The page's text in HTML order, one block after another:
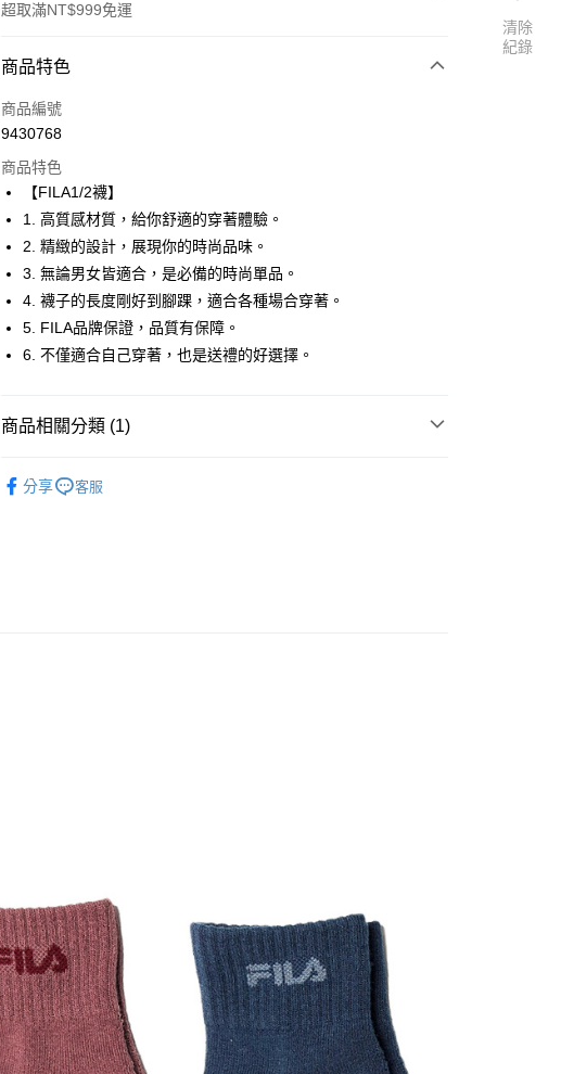
超取滿NT$999免運
付款方式
信用卡一次付款
LINE Pay
Apple Pay
街口支付
悠遊付
全家取貨付款
7-11取貨付款
商品特色
商品編號
9430768
商品特色
【FILA1/2襪】
1. 高質感材質，給你舒適的穿著體驗。
2. 精緻的設計，展現你的時尚品味。
3. 無論男女皆適合，是必備的時尚單品。
4. 襪子的長度剛好到腳踝，適合各種場合穿著。
5. FILA品牌保證，品質有保障。
6. 不僅適合自己穿著，也是送禮的好選擇。
商品相關分類 (1)
分享
客服
清除
紀錄